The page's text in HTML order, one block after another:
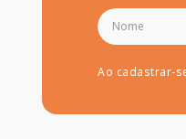
Ao cadastrar-